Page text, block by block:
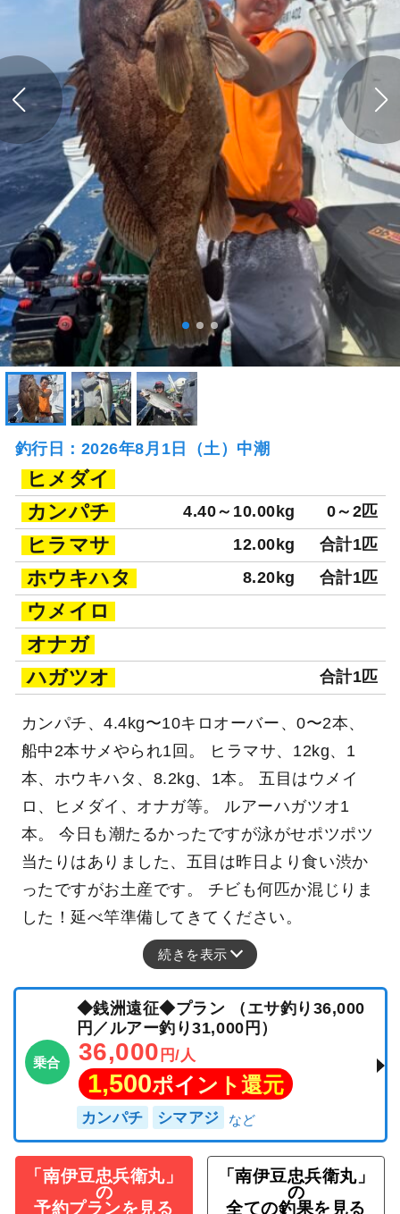
釣行日：2026年8月1日（土）中潮
ヒメダイ
カンパチ
4.40～10.00kg 0～2匹
ヒラマサ 12.00kg 合計1匹
ホウキハタ 8.20kg 合計1匹
ウメイロ
オナガ
ハガツオ
合計1匹
カンパチ、4.4kg〜10キロオーバー、0〜2本、
船中2本サメやられ1回。 ヒラマサ、12kg、1
本、ホウキハタ、8.2kg、1本。 五目はウメイ
ロ、ヒメダイ、オナガ等。 ルアーハガツオ1
本。 今日も潮たるかったですが泳がせポツポツ
当たりはありました、五目は昨日より食い渋か
ったですがお土産です。 チビも何匹か混じりま
した！延べ竿準備してきてください。
続きを表示
乗合
◆銭洲遠征◆プラン （エサ釣り36,000
円／ルアー釣り31,000円）
36,000 円/人
1,500ポイント還元
カンパチ シマアジ
「南伊豆忠兵衛丸」
の
予約プランを見る
「南伊豆忠兵衛丸」
の
全ての釣果を見る